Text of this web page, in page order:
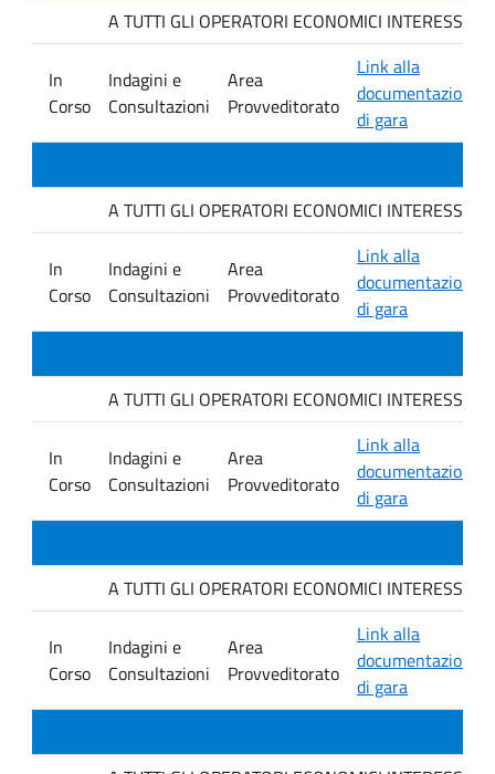
A TUTTI GLI OPERATORI ECONOMICI
In
Corso
Indagini e
Consultazioni
Area
Provveditorato
Link alla
documentazione
di gara
A TUTTI GLI OPERATORI ECONOMICI
In
Corso
Indagini e
Consultazioni
Area
Provveditorato
Link alla
documentazione
di gara
A TUTTI GLI OPERATORI ECONOMICI
In
Corso
Indagini e
Consultazioni
Area
Provveditorato
Link alla
documentazione
di gara
A TUTTI GLI OPERATORI ECONOMICI
In
Corso
Indagini e
Consultazioni
Area
Provveditorato
Link alla
documentazione
di gara